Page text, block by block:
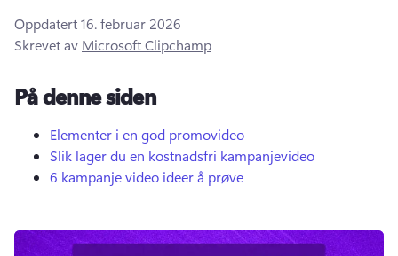
Logg på
Prøv gratis
Oppdatert16. februar 2026
Skrevet av Microsoft Clipchamp
På denne siden
Elementer i en god promovideo
Slik lager du en kostnadsfri kampanjevideo
6 kampanje video ideer å prøve